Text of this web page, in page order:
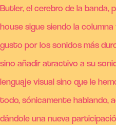
Butler, el cerebro de la banda,
house sigue siendo la
gusto por los sonidos más
sino añadir atractivo a su
lenguaje visual sino que le
todo, sónicamente hablando,
dándole una nueva